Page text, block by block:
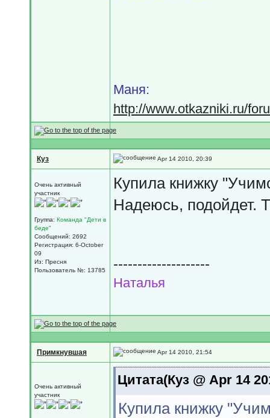
Маня:
http://www.otkazniki.ru/
Куз Apr 14 2010, 20:39
Очень активный
участник
Группа: Команда "Дети в
беде"
Сообщений: 2692
Регистрация: 6-October
09
Из: Пресня
Пользователь №: 13785
Купила книжку
Надеюсь, подойдет.
--------------------
Наталья
Примкнувшая Apr 14 2010, 21:54
Очень активный
участник
Цитата(Куз @ Apr 14
Купила книжку